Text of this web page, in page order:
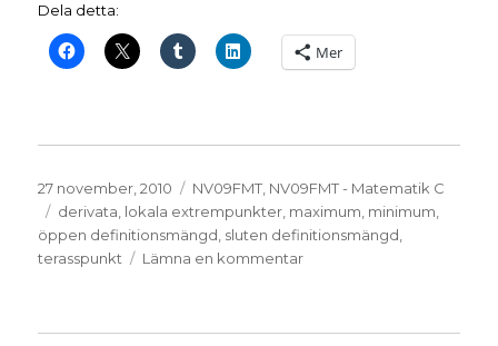
Dela detta:
Mer
Publicerat
den
27 november, 2010 Kategorier
NV09FMT, NV09FMT - Matematik C
Etiketter
derivata, lokala extrempunkter, maximum, minimum,
öppen definitionsmängd, sluten definitionsmängd,
terasspunkt
Lämna en kommentartill